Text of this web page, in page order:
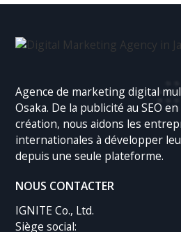
Agence de marketing digital
Osaka. De la publicité au SEO
création, nous aidons les
internationales à développer
depuis une seule plateforme.
NOUS CONTACTER
IGNITE Co., Ltd.
Siège social: